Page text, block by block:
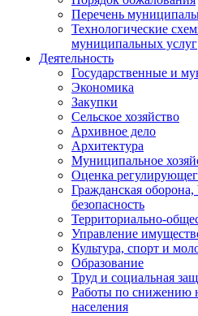
Перечень
Технологические
муниципальных услуг
Деятельность
Государственные и
Экономика
Закупки
Сельское хозяйство
Архивное дело
Архитектура
Муниципальное
Оценка
Гражданская
безопасность
Территориально-
Управление
Культура, спорт и
Образование
Труд и социальная
Работы по снижению
населения